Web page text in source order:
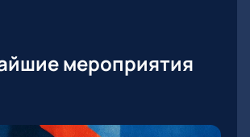
мероприятия